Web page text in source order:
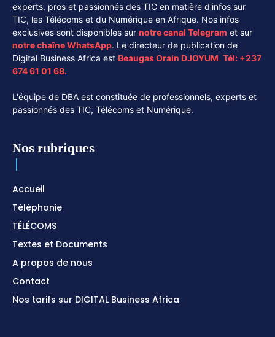
experts, pros et passionnés des TIC en matière d'infos sur
TIC, les Télécoms et du Numérique en Afrique. Nos infos
exclusives sont disponibles sur notre canal Telegram et sur
notre chaîneWhatsApp. Le directeur de publication de
Digital Business Africa est Beaugas Orain DJOYUM. Tél: +237
674 61 01 68.
L'équipe de DBA est constituée de professionnels, experts et
passionnés des TIC, Télécoms et Numérique.
Nos rubriques
Accueil
Téléphonie
TÉLÉCOMS
Textes et Documents
A propos de nous
Contact
Nos tarifs sur DIGITAL Business Africa